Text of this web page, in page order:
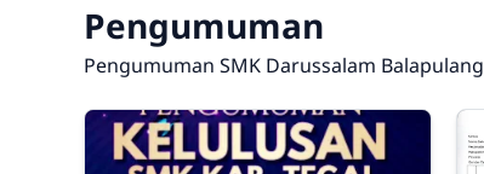
Pengumuman
Pengumuman SMK Darussalam Balapulang